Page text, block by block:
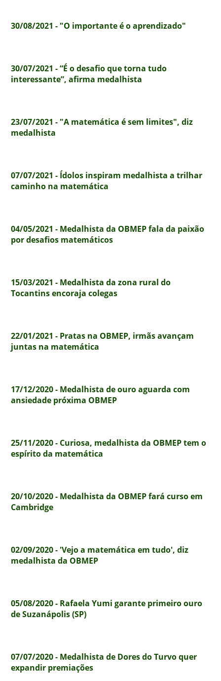
30/08/2021 - "O importante é o aprendizado"
30/07/2021 - “É o desafio que torna tudo
interessante”, afirma medalhista
23/07/2021 - "A matemática é sem limites", diz
medalhista
07/07/2021 - Ídolos inspiram medalhista a trilhar
caminho na matemática
04/05/2021 - Medalhista da OBMEP fala da paixão
por desafios matemáticos
15/03/2021 - Medalhista da zona rural do
Tocantins encoraja colegas
22/01/2021 - Pratas na OBMEP, irmãs avançam
juntas na matemática
17/12/2020 - Medalhista de ouro aguarda com
ansiedade próxima OBMEP
25/11/2020 - Curiosa, medalhista da OBMEP tem o
espírito da matemática
20/10/2020 - Medalhista da OBMEP fará curso em
Cambridge
02/09/2020 - 'Vejo a matemática em tudo', diz
medalhista da OBMEP
05/08/2020 - Rafaela Yumi garante primeiro ouro
de Suzanápolis (SP)
07/07/2020 - Medalhista de Dores do Turvo quer
expandir premiações